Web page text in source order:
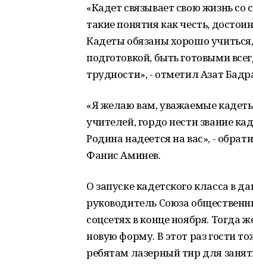
«Кадет связывает свою жизнь
такие понятия как честь,
Кадеты обязаны хорошо
подготовкой, быть готовыми
трудности», - отметил Азат
«Я желаю вам, уважаемые
учителей, гордо нести звание
Родина надеется на вас», -
Фанис Аминев.
О запуске кадетского класса в
руководитель Союза
соцсетях в конце ноября. Тогда
новую форму. В этот раз гости
ребятам лазерный тир для